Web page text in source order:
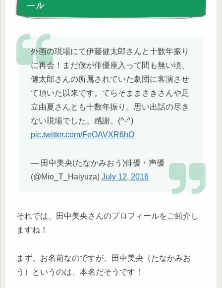
ール
外画の現場にて伊藤健太郎さんと十数年振り
に再会！まだ僕が俳優座入って間も無い頃、
健太郎さんの所属されていた劇団に客演させ
て頂いた以来です。てらそままさきさんや足
立由夏さんとも十数年振り。思い出話の尽き
ない現場でした。感謝。(^-^)
pic.twitter.com/FeOAVXR6hO
— 田中美央(たなかみおう)俳優・声優
(@Mio_T_Haiyuza) July 12, 2016
それでは、田中美央さんのプロフィールをご紹介し
ますね！
まず、お名前なのですが、田中美央（たなかみお
う）というのは、本名だそうです！